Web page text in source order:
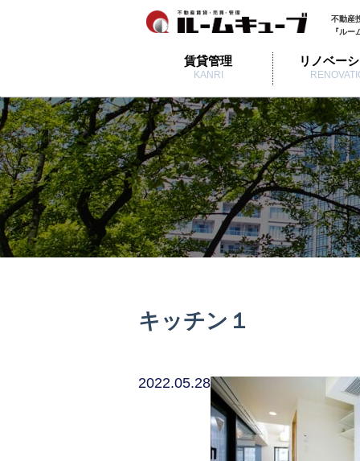
不動産
『ル
賃貸管理
KANRI
リノベー
キッチン１
2022.05.28